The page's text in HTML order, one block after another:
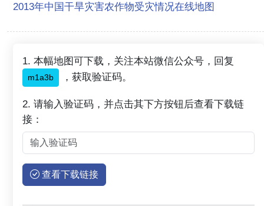
2013年中国干旱灾害农作物受灾情况在线地图
1. 本幅地图可下载，关注本站微信公众号，回复
m1a3b ，获取验证码。
2. 请输入验证码，并点击其下方按钮后查看下载链
接：
查看下载链接